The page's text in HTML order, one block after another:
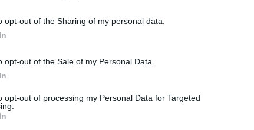
opt-out of the Sharing of my personal data.
opt-out of the Sale of my Personal Data.
opt-out of processing my Personal Data for Targeted